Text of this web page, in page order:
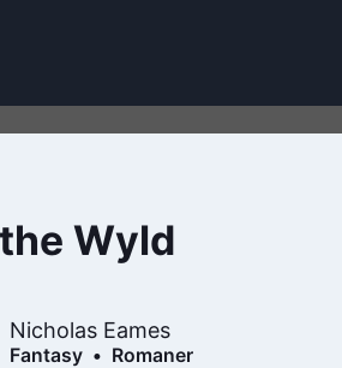
Wyld
Nicholas Eames
Fantasy Romaner